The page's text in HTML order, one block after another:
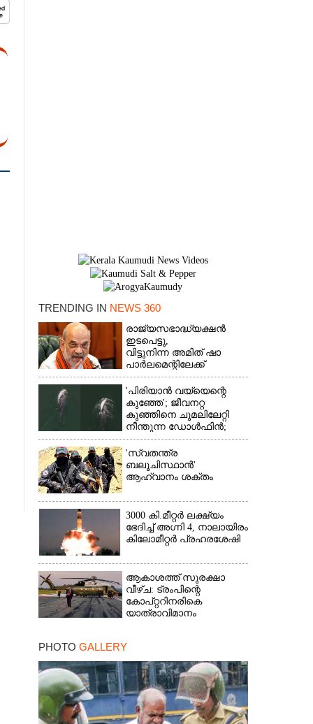
TRENDING IN NEWS 360
രാജ്യസഭാദ്ധ്യക്ഷൻ
ഇടപെട്ടു,
വിട്ടുനിന്ന അമിത് ഷാ
പാർലമെന്റിലേക്ക്
'പിരിയാൻ വയ്യെന്റെ
കുഞ്ഞേ'; ജീവനറ്റ
കുഞ്ഞിനെ ചുമലിലേറ്റി
നീന്തുന്ന ഡോൾഫിൻ;
കടലിലെ വൈകാരിക
നിമിഷങ്ങൾ
'സ്വതന്ത്ര
ബലൂചിസ്ഥാൻ'
ആഹ്വാനം ശക്തം
3000 കി.മീറ്റർ ലക്ഷ്യം
ഭേദിച്ച് അഗ്നി 4, നാലായിരം
കിലോമീറ്റർ പ്രഹരശേഷി
ആകാശത്ത് സുരക്ഷാ
വീഴ്‌ച: ട്രംപിന്റെ
കോ‌പ്‌റ്ററിനരികെ
യാത്രാവിമാനം
PHOTO GALLERY
×